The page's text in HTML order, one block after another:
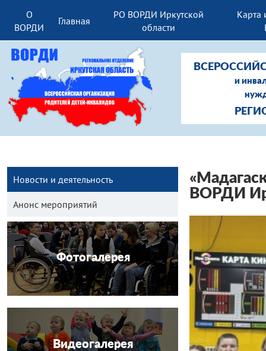
О
ВОРДИ
Главная
РО ВОРДИ Иркутской
области
Карта
и
Новости и деятельность
Анонс мероприятий
Фотогалерея
Видеогалерея
ВОРДИ